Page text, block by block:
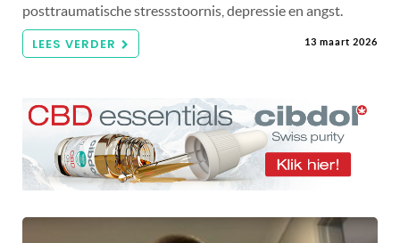
posttraumatische stressstoornis, depressie en angst.
LEES VERDER 13 maart 2026